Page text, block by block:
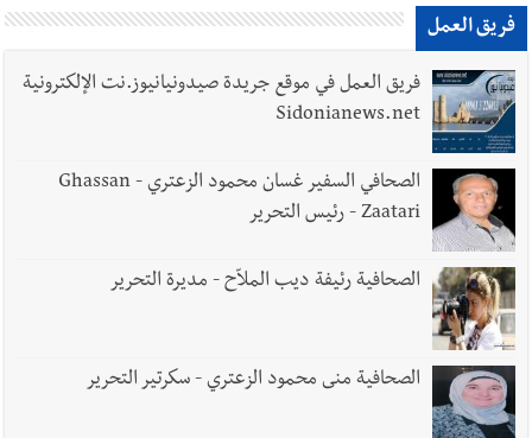
فريق العمل
فريق العمل في موقع جريدة صيدونيانيوز.نت الإلكترونية
Sidonianews.net
الصحافي السفير غسان محمود الزعتري - Ghassan
Zaatari - رئيس التحرير
الصحافية رئيفة ديب الملاّح - مديرة التحرير
الصحافية منى محمود الزعتري - سكرتير التحرير